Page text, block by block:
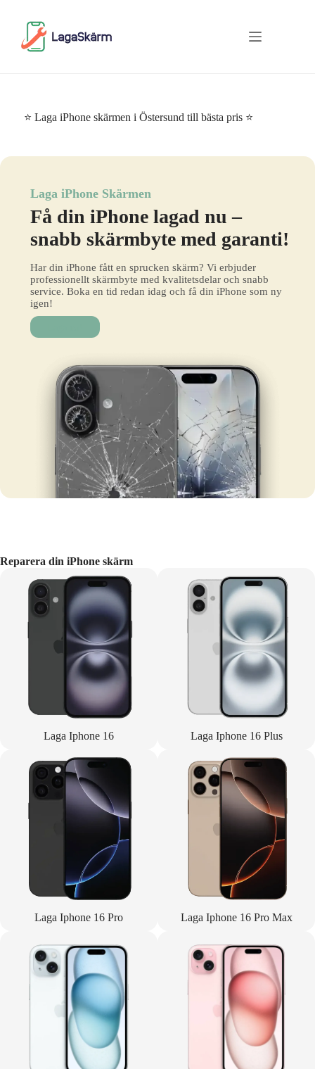
⭐ Laga iPhone skärmen i Östersund till bästa pris ⭐
Laga iPhone Skärmen
Få din iPhone lagad nu –
snabb skärmbyte med garanti!
Har din iPhone fått en sprucken skärm? Vi erbjuder
professionellt skärmbyte med kvalitetsdelar och snabb
service. Boka en tid redan idag och få din iPhone som ny
igen!
Reparera din iPhone skärm
Laga Iphone 16 Laga Iphone 16 Plus
Laga Iphone 16 Pro Laga Iphone 16 Pro Max